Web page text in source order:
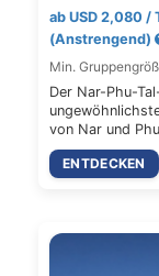
ab USD 2,080 /
(Anstrengend)
Min.
Der Nar-Phu-
von Nar und
ENTDECKEN